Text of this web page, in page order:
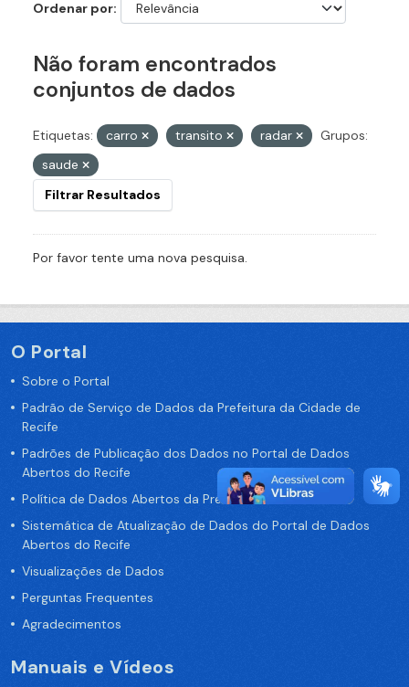
Ordenar por
Não foram encontrados
conjuntos de dados
Etiquetas: carro transito radar
Grupos:
saude
Filtrar Resultados
Por favor tente uma nova pesquisa.
O Portal
Sobre o Portal
Padrão de Serviço de Dados da Prefeitura da Cidade de
Recife
Padrões de Publicação dos Dados no Portal de Dados
Abertos do Recife
Política de Dados Abertos da Prefeitura do Recife
Sistemática de Atualização de Dados do Portal de Dados
Abertos do Recife
Visualizações de Dados
Perguntas Frequentes
Agradecimentos
Manuais e Vídeos